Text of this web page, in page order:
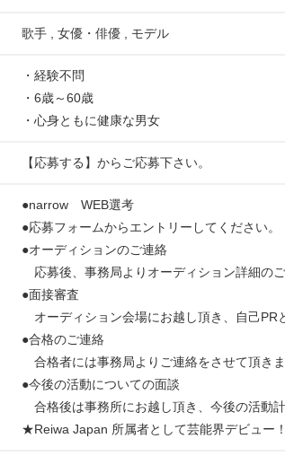
歌手 , 女優・俳優 , モデル
・経験不問
・6歳～60歳
・心身ともに健康な男女
【応募する】からご応募下さい。
●narrow WEB選考
●応募フォームからエントリーしてください。
●オーディションのご連絡
応募後、事務局よりオーディション詳細のご
●面接審査
オーディション会場にお越し頂き、自己PR
●合格のご連絡
合格者には事務局よりご連絡をさせて頂きま
●今後の活動についての面談
合格後は事務所にお越し頂き、今後の活動
★Reiwa Japan 所属者として芸能界デビュー！